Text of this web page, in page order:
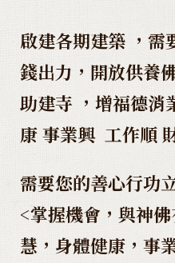
啟建各期建築 ，需
錢出力，開放供養
助建寺 ，增福德消
康 事業興 工作順
需要您的善心行功
<掌握機會，與神
慧，身體健康，事